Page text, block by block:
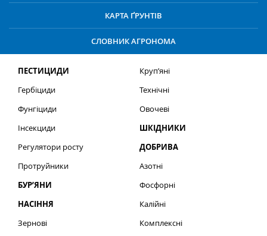
КАРТА ҐРУНТІВ
СЛОВНИК АГРОНОМА
ПЕСТИЦИДИ
Гербіциди
Фунгіциди
Інсекциди
Регулятори росту
Протруйники
БУР’ЯНИ
НАСІННЯ
Зернові
Круп’яні
Технічні
Овочеві
ШКІДНИКИ
ДОБРИВА
Азотні
Фосфорні
Калійні
Комплексні